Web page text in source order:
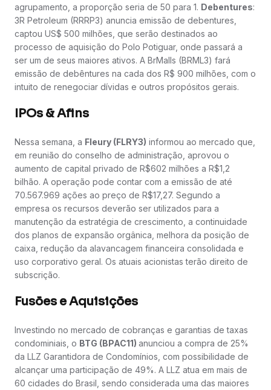
agrupamento, a proporção seria de 50 para 1. Debentures:
3R Petroleum (RRRP3) anuncia emissão de debentures,
captou US$ 500 milhões, que serão destinados ao
processo de aquisição do Polo Potiguar, onde passará a
ser um de seus maiores ativos. A BrMalls (BRML3) fará
emissão de debêntures na cada dos R$ 900 milhões, com o
intuito de renegociar dívidas e outros propósitos gerais.
IPOs & Afins
Nessa semana, a Fleury (FLRY3) informou ao mercado que,
em reunião do conselho de administração, aprovou o
aumento de capital privado de R$602 milhões a R$1,2
bilhão. A operação pode contar com a emissão de até
70.567.969 ações ao preço de R$17,27. Segundo a
empresa os recursos deverão ser utilizados para a
manutenção da estratégia de crescimento, a continuidade
dos planos de expansão orgânica, melhora da posição de
caixa, redução da alavancagem financeira consolidada e
uso corporativo geral. Os atuais acionistas terão direito de
subscrição.
Fusões e Aquisições
Investindo no mercado de cobranças e garantias de taxas
condominiais, o BTG (BPAC11) anunciou a compra de 25%
da LLZ Garantidora de Condomínios, com possibilidade de
alcançar uma participação de 49%. A LLZ atua em mais de
60 cidades do Brasil, sendo considerada uma das maiores